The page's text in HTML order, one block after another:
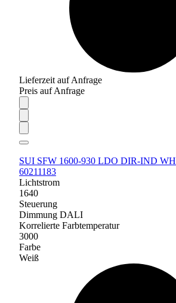
Lieferzeit auf Anfrage
Preis auf Anfrage
SUI SFW 1600-930 LDO DIR-IND WH
60211183
Lichtstrom
1640
Steuerung
Dimmung DALI
Korrelierte Farbtemperatur
3000
Farbe
Weiß